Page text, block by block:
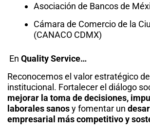
Asociación de Bancos de
Cámara de Comercio de la
(CANACO CDMX)
En Quality Service…
Reconocemos el valor estratégico
institucional. Fortalecer el diálogo
mejorar la toma de decisiones,
laborales sanosy fomentar un
empresarial más competitivo y